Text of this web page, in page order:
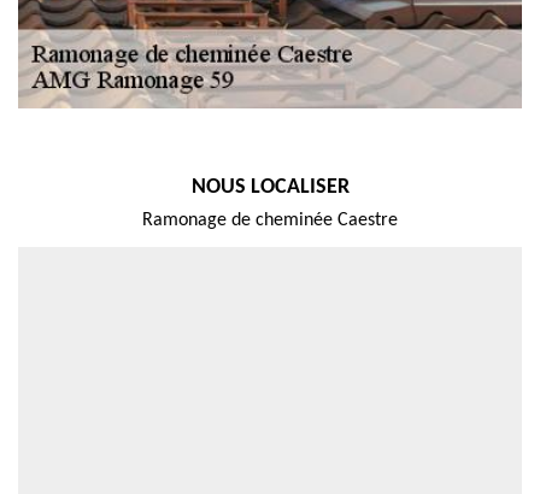
NOUS LOCALISER
Ramonage de cheminée Caestre